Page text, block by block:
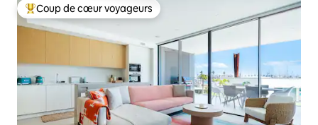
Coups de cœur voyageurs les plus appréciés
Coup de cœur voyageurs